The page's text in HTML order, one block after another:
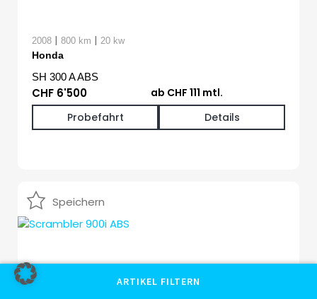
ARTIKEL FILTERN
2008 | 800 km | 20 kw
Honda
SH 300 A ABS
CHF 6'500
ab CHF 111 mtl.
Probefahrt
Details
Speichern